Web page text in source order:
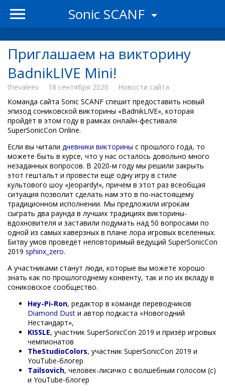
Sonic SCANF
Приглашаем на викторину
BadnikLIVE Mini!
thevaleev 18 сентября 2020
Новости сайта
Команда сайта Sonic SCANF спешит предоставить новый
эпизод сониковской викторины «BadnikLIVE», которая
пройдёт в этом году в рамках онлайн-фестиваля
SuperSonicCon Online.
Если вы читали дневники викторины с прошлого года, то
можете быть в курсе, что у нас осталось довольно много
незаданных вопросов. В 2020-м году мы решили закрыть
этот гештальт и провести ещё одну игру в стиле
культового шоу «Jeopardy!», причём в этот раз всеобщая
ситуация позволит сделать нам это в по-настоящему
традиционном исполнении. Мы предложили игрокам
сыграть два раунда в лучших традициях викторины-
вдохновителя и заставили подумать над 50 вопросами по
одной из самых каверзных в плане лора игровых вселенных.
Битву умов проведёт неповторимый ведущий SuperSonicCon
2019 sphinx_zero.
А участниками станут люди, которые вы можете хорошо
знать как по прошлогоднему конвенту, так и по их вкладу в
сониковское сообщество.
Hey-Pi-Ron, редактор в команде переводчиков
Diamond Dust и автор подкаста «Новогодний
Нестандарт»,
KISSLE, участник SuperSonicCon 2019 и призёр игровых
чемпионатов
TheStudioColors, участник SuperSonicCon 2019 и
YouTube-блогер
Tailsovich, человек-лисичко с волшебным голосом (с)
и YouTube-блогер